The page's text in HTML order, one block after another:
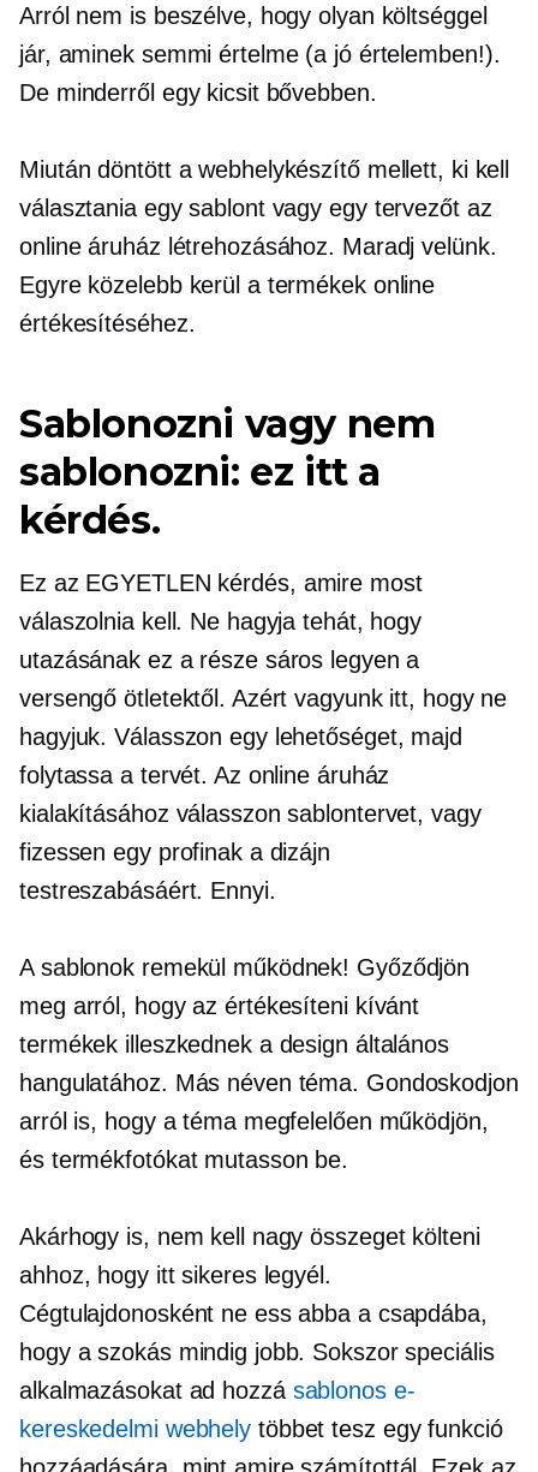
Arról nem is beszélve, hogy olyan költséggel
jár, aminek semmi értelme (a jó értelemben!).
De minderről egy kicsit bővebben.
Miután döntött a webhelykészítő mellett, ki kell
választania egy sablont vagy egy tervezőt az
online áruház létrehozásához. Maradj velünk.
Egyre közelebb kerül a termékek online
értékesítéséhez.
Sablonozni vagy nem
sablonozni: ez itt a
kérdés.
Ez az EGYETLEN kérdés, amire most
válaszolnia kell. Ne hagyja tehát, hogy
utazásának ez a része sáros legyen a
versengő ötletektől. Azért vagyunk itt, hogy ne
hagyjuk. Válasszon egy lehetőséget, majd
folytassa a tervét. Az online áruház
kialakításához válasszon sablontervet, vagy
fizessen egy profinak a dizájn
testreszabásáért. Ennyi.
A sablonok remekül működnek! Győződjön
meg arról, hogy az értékesíteni kívánt
termékek illeszkednek a design általános
hangulatához. Más néven téma. Gondoskodjon
arról is, hogy a téma megfelelően működjön,
és termékfotókat mutasson be.
Akárhogy is, nem kell nagy összeget költeni
ahhoz, hogy itt sikeres legyél.
Cégtulajdonosként ne ess abba a csapdába,
hogy a szokás mindig jobb. Sokszor speciális
alkalmazásokat ad hozzá sablonos e-
kereskedelmi webhely többet tesz egy funkció